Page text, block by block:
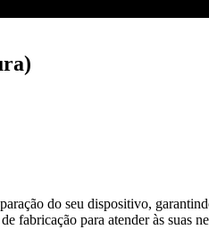
do seu dispositivo,
fabricação para atender às suas